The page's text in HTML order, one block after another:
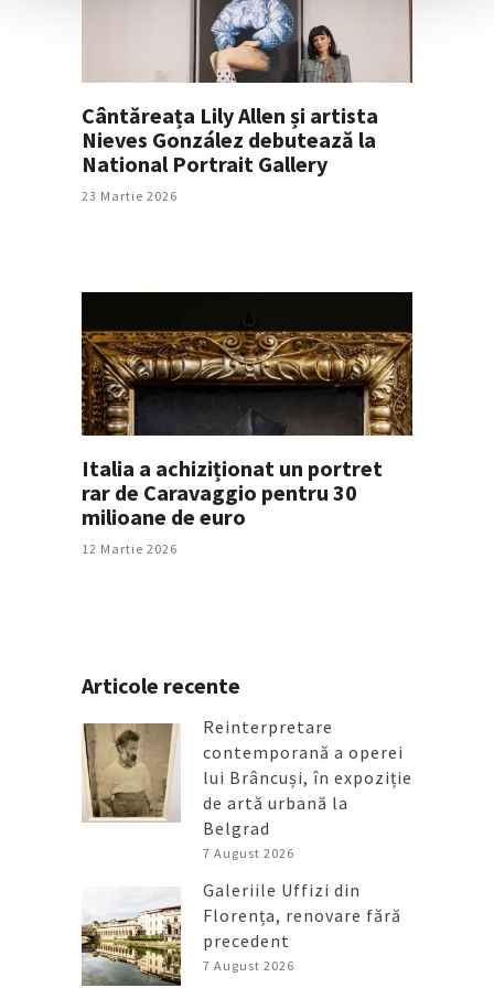
Cântăreața Lily Allen și artista
Nieves González debutează la
National Portrait Gallery
23 Martie 2026
Italia a achiziționat un portret
rar de Caravaggio pentru 30
milioane de euro
12 Martie 2026
Articole recente
Reinterpretare
contemporană a operei
lui Brâncuși, în expoziție
de artă urbană la
Belgrad
7 August 2026
Galeriile Uffizi din
Florența, renovare fără
precedent
7 August 2026